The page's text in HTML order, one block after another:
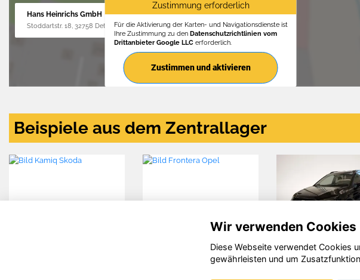
Hans Heinrichs GmbH
Stoddartstr. 18, 32758 Detmold
Zustimmung erforderlich
Für die Aktivierung der Karten- und Navigationsdienste ist
Ihre Zustimmung zu den Datenschutzrichtlinien vom
Drittanbieter Google LLCerforderlich.
Zustimmen und aktivieren
Beispiele aus dem Zentrallager
Frontera
Seat
Wir verwenden Cookies
Diese Webseite verwendet Cookies
gewährleisten und um